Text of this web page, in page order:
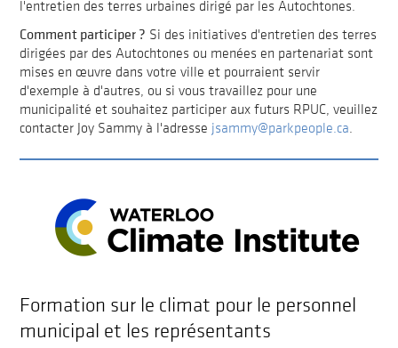
l'entretien des terres urbaines dirigé par les Autochtones.
Comment participer ? Si des initiatives d'entretien des terres
dirigées par des Autochtones ou menées en partenariat sont
mises en œuvre dans votre ville et pourraient servir
d'exemple à d'autres, ou si vous travaillez pour une
municipalité et souhaitez participer aux futurs RPUC, veuillez
contacter Joy Sammy à l'adresse jsammy@parkpeople.ca
Formation sur le climat pour le personnel
municipal et les représentants